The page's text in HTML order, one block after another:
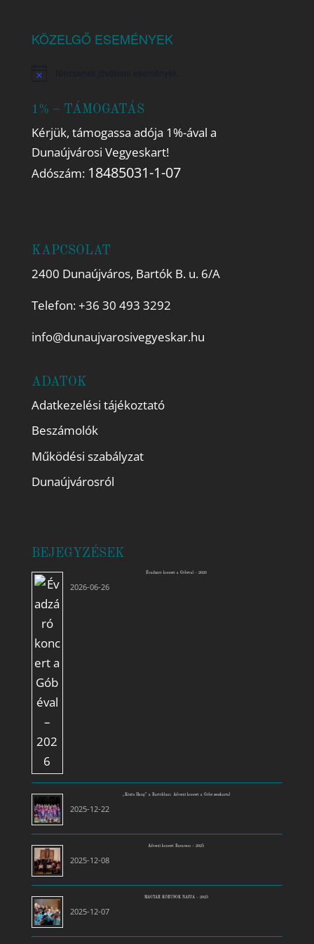
KÖZELGŐ ESEMÉNYEK
Notice
1% – TÁMOGATÁS
Kérjük, támogassa adója 1%-ával a
Dunaújvárosi Vegyeskart!
Adószám: 18485031-1-07
KAPCSOLAT
2400 Dunaújváros, Bartók B. u. 6/A
Telefon:+36 30 493 3292
info@dunaujvarosivegyeskar.hu
ADATOK
Adatkezelési tájékoztató
Beszámolók
Működési szabályzat
Dunaújvárosról
BEJEGYZÉSEK
Évadzáró koncert a Góbéval – 2026
2026-06-26
„Közös Hang” a Bartókban: Adventi koncert a Góbé zenekarral
2025-12-22
Adventi koncert Baracson – 2025
2025-12-08
MAGYAR KÓRUSOK NAPJA – 2025
2025-12-07